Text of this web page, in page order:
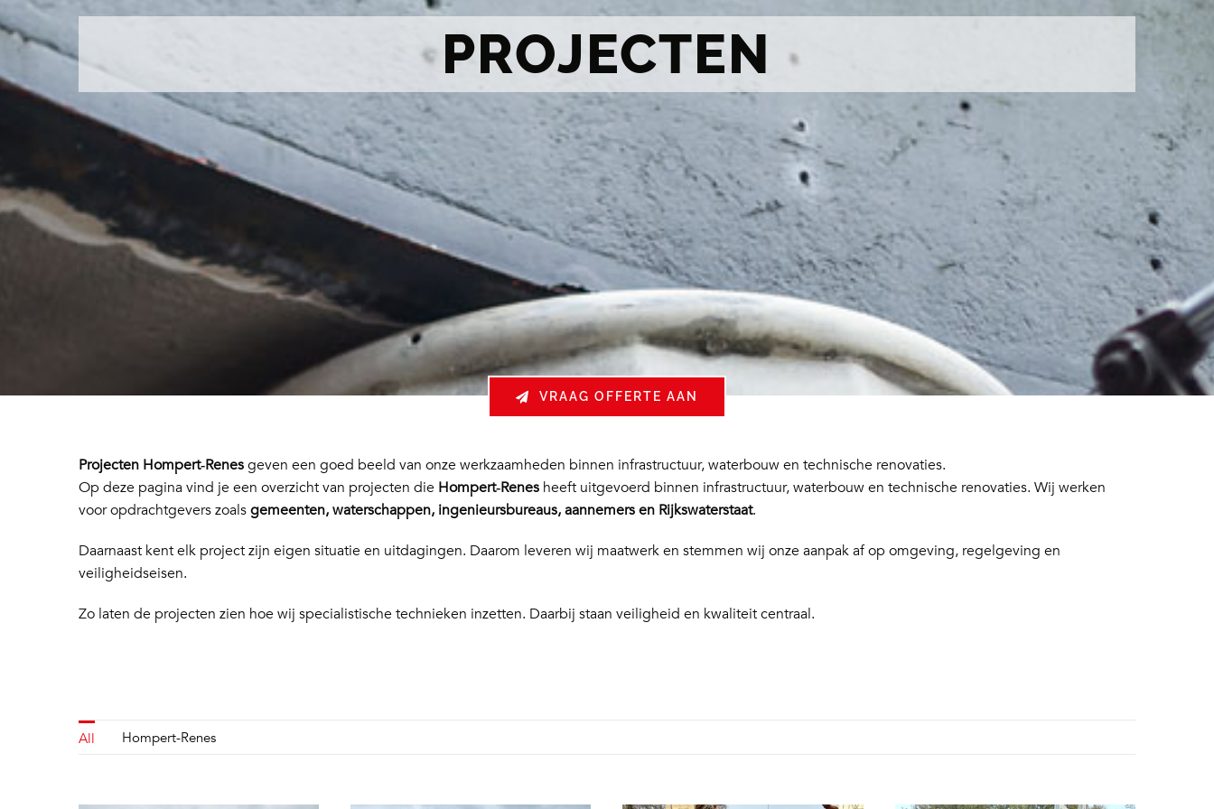
PROJECTEN
VRAAG OFFERTE AAN
Projecten Hompert‑Renesgeven een goed beeld van onze werkzaamheden binnen infrastructuur, waterbouw en technische renovaties.
Op deze pagina vind je een overzicht van projecten die Hompert‑Renesheeft uitgevoerd binnen infrastructuur, waterbouw en technische renovaties. Wij werken
voor opdrachtgevers zoalsgemeenten, waterschappen, ingenieursbureaus, aannemers en Rijkswaterstaat.
Daarnaast kent elk project zijn eigen situatie en uitdagingen. Daarom leveren wij maatwerk en stemmen wij onze aanpak af op omgeving, regelgeving en
veiligheidseisen.
Zo laten de projecten zien hoe wij specialistische technieken inzetten. Daarbij staan veiligheid en kwaliteit centraal.
All Hompert-Renes